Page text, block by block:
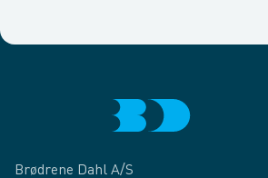
Brødrene Dahl A/S